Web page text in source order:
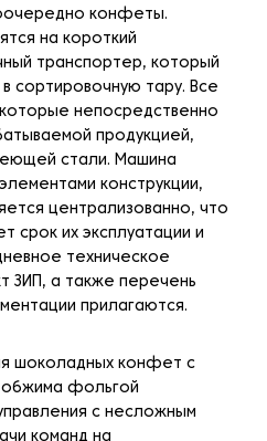
конфеты.
на короткий
транспортер, который
сортировочную тару. Все
непосредственно
продукцией,
стали. Машина
конструкции,
централизованно, что
срок их эксплуатации и
техническое
ЗИП, а также перечень
прилагаются.
шоколадных конфет с
фольгой
с несложным
команд на